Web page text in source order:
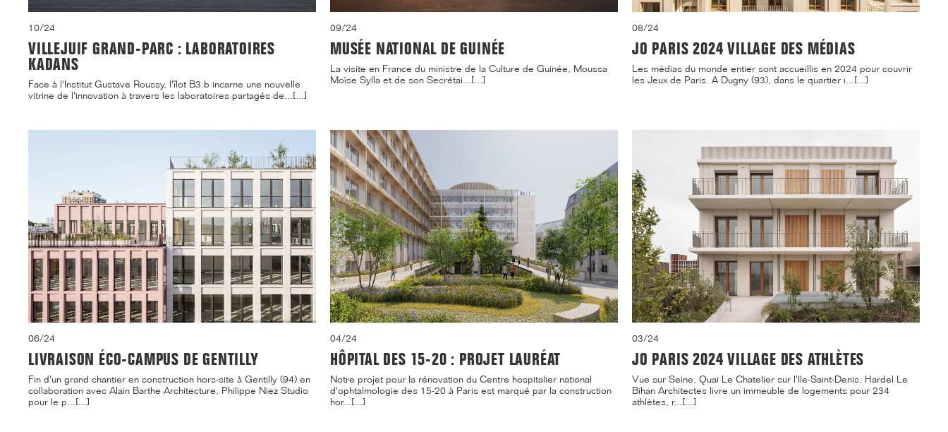
10/24
VILLEJUIF GRAND-PARC : LABORATOIRES
KADANS
Face à l'Institut Gustave Roussy, l'îlot B3.b incarne une nouvelle
vitrine de l'innovation à travers les laboratoires partagés de...[...]
09/24
MUSÉE NATIONAL DE GUINÉE
La visite en France du ministre de la Culture de Guinée, Moussa
Moïse Sylla et de son Secrétai...[...]
08/24
JO PARIS 2024 VILLAGE DES MÉDIAS
Les médias du monde entier sont accueillis en 2024 pour couvrir
les Jeux de Paris. A Dugny (93), dans le quartier i...[...]
06/24
LIVRAISON ÉCO-CAMPUS DE GENTILLY
Fin d'un grand chantier en construction hors-site à Gentilly (94) en
collaboration avec Alain Barthe Architecture, Philippe Niez Studio
pour le p...[...]
04/24
HÔPITAL DES 15-20 : PROJET LAURÉAT
Notre projet pour la rénovation du Centre hospitalier national
d'ophtalmologie des 15-20 à Paris est marqué par la construction
hor...[...]
03/24
JO PARIS 2024 VILLAGE DES ATHLÈTES
Vue sur Seine, Quai Le Chatelier sur l'Ile-Saint-Denis, Hardel Le
Bihan Architectes livre un immeuble de logements pour 234
athlètes, r...[...]